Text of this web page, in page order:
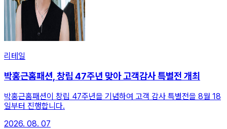
리테일
박홍근홈패션, 창립 47주년 맞아 고객감사 특별전 개최
박홍근홈패션이 창립 47주년을 기념하여 고객 감사 특별전을 8월 18
일부터 진행합니다.
2026. 08. 07